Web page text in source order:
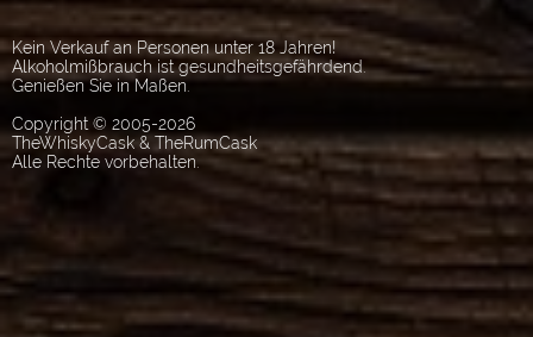
Kein Verkauf an Personen unter 18 Jahren!
Alkoholmißbrauch ist gesundheitsgefährdend.
Genießen Sie in Maßen.
Copyright © 2005-2026
TheWhiskyCask & TheRumCask
Alle Rechte vorbehalten.